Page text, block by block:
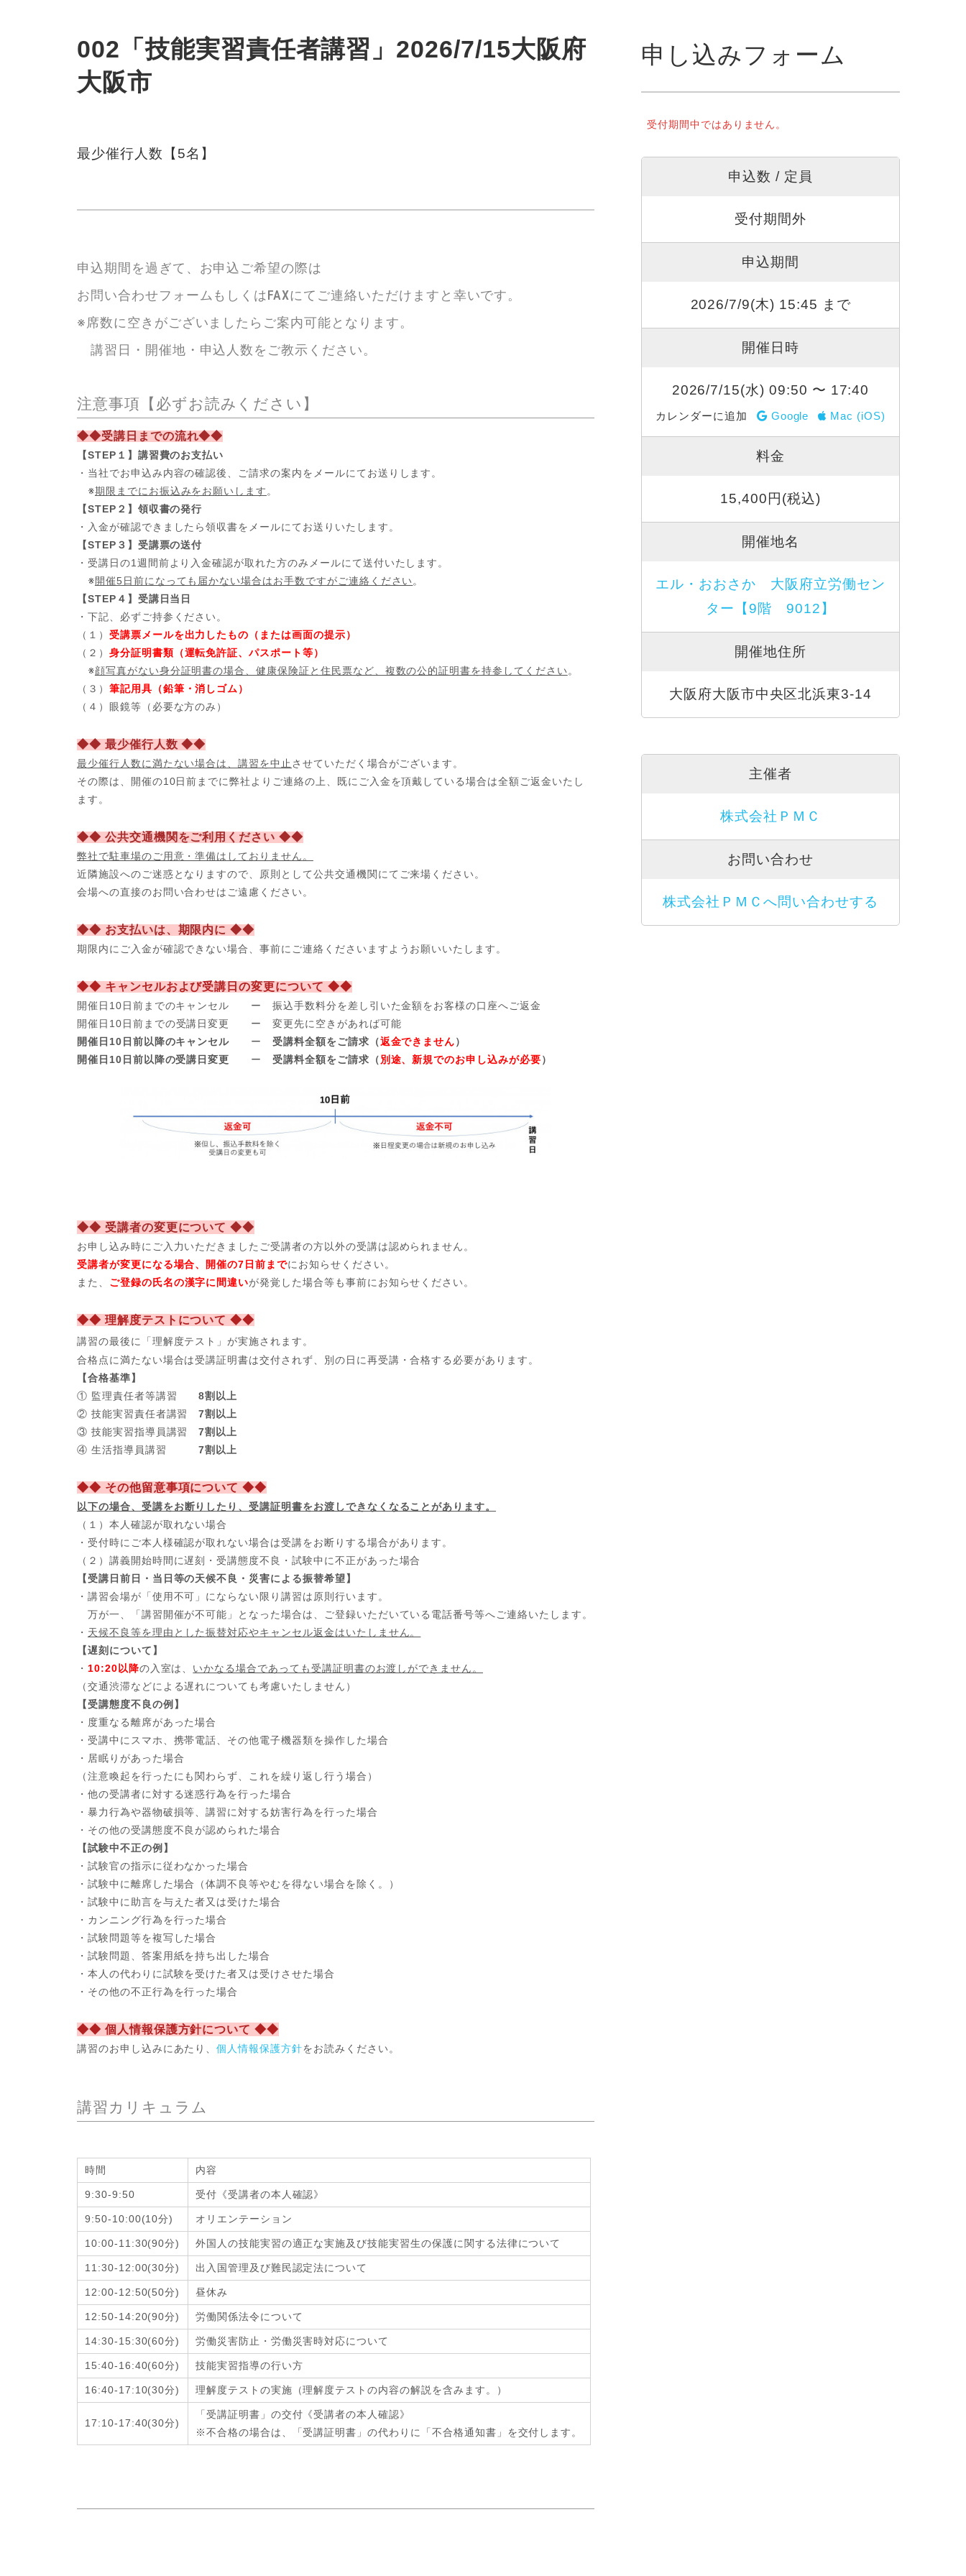
002「技能実習責任者講習」2026/7/15大阪府
大阪市
最少催行人数【5名】
申込期間を過ぎて、お申込ご希望の際は
お問い合わせフォームもしくはFAXにてご連絡いただけますと幸いです。
※席数に空きがございましたらご案内可能となります。
講習日・開催地・申込人数をご教示ください。
注意事項【必ずお読みください】
◆◆受講日までの流れ◆◆
【STEP１】講習費のお支払い
・当社でお申込み内容の確認後、ご請求の案内をメールにてお送りします。
※期限までにお振込みをお願いします 。
【STEP２】領収書の発行
・入金が確認できましたら領収書をメールにてお送りいたします。
【STEP３】受講票の送付
・受講日の1週間前より入金確認が取れた方のみメールにて送付いたします。
※開催5日前になっても届かない場合はお手数ですがご連絡ください 。
【STEP４】受講日当日
・下記、必ずご持参ください。
（１） 受講票メールを出力したもの（または画面の提示）
（２） 身分証明書類（運転免許証、パスポート等）
※顔写真がない身分証明書の場合、健康保険証と住民票など、複数の公的証明書を持参してください 。
（３） 筆記用具（鉛筆・消しゴム）
（４）眼鏡等（必要な方のみ）
◆◆ 最少催行人数 ◆◆
最少催行人数に満たない場合は、講習を中止 させていただく場合がございます。
その際は、開催の10日前までに弊社よりご連絡の上、既にご入金を頂戴している場合は全額ご返金いたし
ます。
◆◆ 公共交通機関をご利用ください ◆◆
弊社で駐車場のご用意・準備はしておりません。
近隣施設へのご迷惑となりますので、原則として公共交通機関にてご来場ください。
会場への直接のお問い合わせはご遠慮ください。
◆◆ お支払いは、期限内に ◆◆
期限内にご入金が確認できない場合、事前にご連絡くださいますようお願いいたします。
◆◆ キャンセルおよび受講日の変更について ◆◆
開催日10日前までのキャンセル ー 振込手数料分を差し引いた金額をお客様の口座へご返金
開催日 10日前までの受講日変更 ー 変更先に空きがあれば可能
開催日10日前以降のキャンセル ー受講料全額をご請求（返金できません）
開催日10日前以降の受講日変更 ー受講料全額をご請求（別途、新規でのお申し込みが必要）
◆◆ 受講者の変更について ◆◆
お申し込み時にご入力いただきましたご受講者の方以外の受講は認められません。
受講者が変更になる場合、開催の7日前までにお知らせください。
また、 ご登録の氏名の漢字に間違いが発覚した場合等も事前にお知らせください。
◆◆ 理解度テストについて ◆◆
講習の最後に「理解度テスト」が実施されます。
合格点に満たない場合は受講証明書は交付されず、別の日に再受講・合格する必要があります。
【合格基準】
① 監理責任者等講習8割以上
② 技能実習責任者講習7割以上
③ 技能実習指導員講習7割以上
④ 生活指導員講習
7割以上
◆◆ その他留意事項について ◆◆
以下の場合、 受講をお断りしたり、受講証明書をお渡しできなくなることがあります。
（１）本人確認が取れない場合
・受付時にご本人様確認が取れない場合は受講をお断りする場合があります。
（２）講義開始時間に遅刻・受講態度不良・試験中に不正があった場合
【受講日前日・当日等の天候不良・災害による振替希望】
・講習会場が「使用不可」にならない限り講習は原則行います。
万が一、「講習開催が不可能」となった場合は、ご登録いただいている電話番号等へご連絡いたします。
・ 天候不良等を理由とした振替対応やキャンセル返金はいたしません。
【遅刻について】
・ 10:20以降の入室は、 いかなる場合であっても受講証明書のお渡しができません。
（交通渋滞などによる遅れについても考慮いたしません）
【受講態度不良の例】
・度重なる離席があった場合
・受講中にスマホ、携帯電話、その他電子機器類を操作した場合
・居眠りがあった場合
（注意喚起を行ったにも関わらず、これを繰り返し行う場合）
・他の受講者に対する迷惑行為を行った場合
・暴力行為や器物破損等、講習に対する妨害行為を行った場合
・その他の受講態度不良が認められた場合
【試験中不正の例】
・試験官の指示に従わなかった場合
・試験中に離席した場合（体調不良等やむを得ない場合を除く。）
・試験中に助言を与えた者又は受けた場合
・カンニング行為を行った場合
・試験問題等を複写した場合
・試験問題、答案用紙を持ち出した場合
・本人の代わりに試験を受けた者又は受けさせた場合
・その他の不正行為を行った場合
◆◆ 個人情報保護方針について ◆◆
講習のお申し込みにあたり、個人情報保護方針をお読みください。
講習カリキュラム
時間 内容
9:30-9:50 受付《受講者の本人確認》
9:50-10:00(10分) オリエンテーション
10:00-11:30(90分) 外国人の技能実習の適正な実施及び技能実習生の保護に関する法律について
11:30-12:00(30分) 出入国管理及び難民認定法について
12:00-12:50(50分) 昼休み
12:50-14:20(90分) 労働関係法令について
14:30-15:30(60分) 労働災害防止・労働災害時対応について
15:40-16:40(60分) 技能実習指導の行い方
16:40-17:10(30分) 理解度テストの実施（理解度テストの内容の解説を含みます。）
17:10-17:40(30分)
「受講証明書」の交付《受講者の本人確認》
※不合格の場合は、「受講証明書」の代わりに「不合格通知書」を交付します。
申し込みフォーム
受付期間中ではありません。
申込数 / 定員
受付期間外
申込期間
2026/7/9(木) 15:45 まで
開催日時
2026/7/15(水) 09:50 〜 17:40
カレンダーに追加 Google Mac (iOS)
料金
15,400円(税込)
開催地名
エル・おおさか 大阪府立労働セン
ター【9階 9012】
開催地住所
大阪府大阪市中央区北浜東3-14
主催者
株式会社ＰＭＣ
お問い合わせ
株式会社ＰＭＣへ問い合わせする